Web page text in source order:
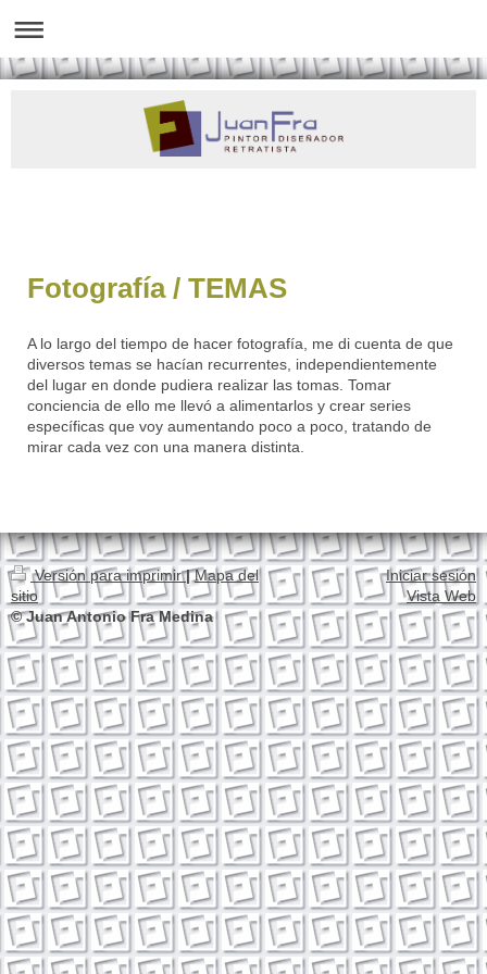
Fotografía / TEMAS
A lo largo del tiempo de hacer fotografía, me di cuenta de que
diversos temas se hacían recurrentes, independientemente
del lugar en donde pudiera realizar las tomas. Tomar
conciencia de ello me llevó a alimentarlos y crear series
específicas que voy aumentando poco a poco, tratando de
mirar cada vez con una manera distinta.
Versión para imprimir| Mapa del
sitio
© Juan Antonio Fra Medina
Iniciar sesión
Vista Web